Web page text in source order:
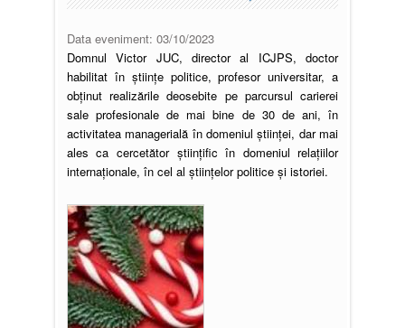
Data eveniment: 03/10/2023
Domnul Victor JUC, director al ICJPS, doctor
habilitat în științe politice, profesor universitar, a
obținut realizările deosebite pe parcursul carierei
sale profesionale de mai bine de 30 de ani, în
activitatea managerială în domeniul științei, dar mai
ales ca cercetător științific în domeniul relațiilor
internaționale, în cel al științelor politice și istoriei.